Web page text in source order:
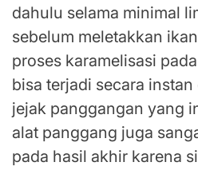
dahulu selama minimal
sebelum meletakkan
proses karamelisasi
bisa terjadi secara
jejak panggangan yang
alat panggang juga
pada hasil akhir karena